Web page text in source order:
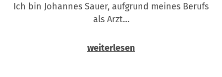
Ich bin Johannes Sauer, aufgrund meines Berufs
als Arzt…
weiterlesen